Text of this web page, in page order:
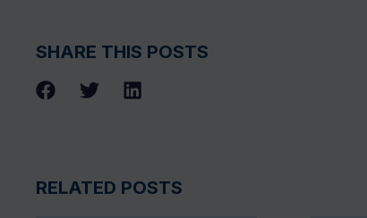
SHARE THIS POSTS
RELATED POSTS